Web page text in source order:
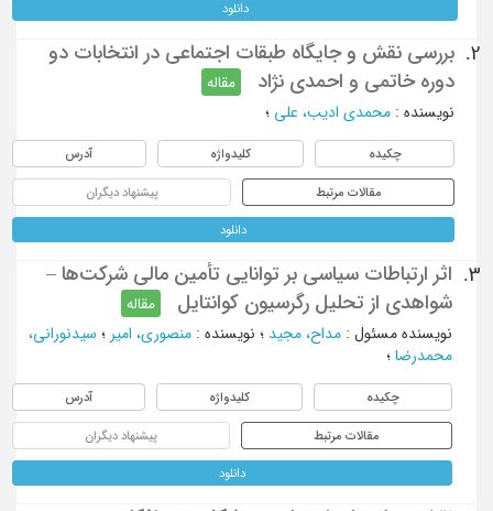
دانلود
2.
بررسی نقش و جایگاه طبقات اجتماعی در انتخابات دو
دوره خاتمی و احمدی نژاد
مقاله
نویسنده: محمدی ادیب، علی ؛
چکیده کلیدواژه آدرس
مقالات مرتبط پیشنهاد دیگران
دانلود
3.
اثر ارتباطات سیاسی بر توانایی تأمین مالی شرکت‌ها –
شواهدی از تحلیل رگرسیون کوانتایل
مقاله
نویسنده مسئول : مداح، مجید؛ نویسنده: منصوری، امیر؛ سیدنورانی،
محمدرضا؛
چکیده کلیدواژه آدرس
مقالات مرتبط پیشنهاد دیگران
دانلود